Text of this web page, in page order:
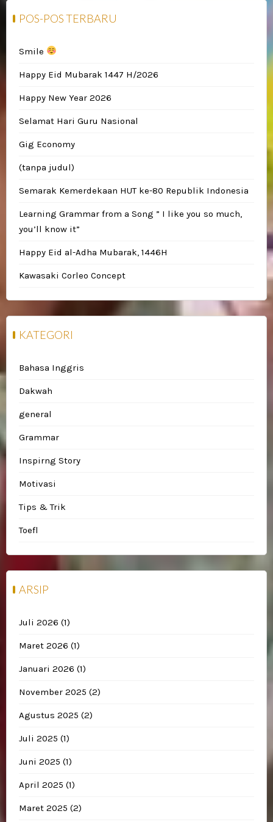
POS-POS TERBARU
Smile
Happy Eid Mubarak 1447 H/2026
Happy New Year 2026
Selamat Hari Guru Nasional
Gig Economy
(tanpa judul)
Semarak Kemerdekaan HUT ke-80 Republik Indonesia
Learning Grammar from a Song ” I like you so much,
you’ll know it”
Happy Eid al-Adha Mubarak, 1446H
Kawasaki Corleo Concept
KATEGORI
Bahasa Inggris
Dakwah
general
Grammar
Inspirng Story
Motivasi
Tips & Trik
Toefl
ARSIP
Juli 2026 (1)
Maret 2026 (1)
Januari 2026 (1)
November 2025 (2)
Agustus 2025 (2)
Juli 2025 (1)
Juni 2025 (1)
April 2025 (1)
Maret 2025 (2)